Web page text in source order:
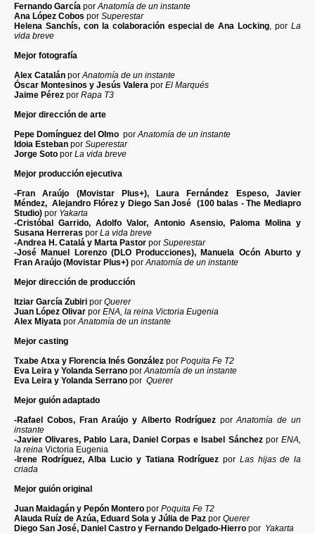
Fernando García por Anatomía de un instante
Ana López Cobos por Superestar
Helena Sanchís, con la colaboración especial de Ana Locking , porLa
vida breve
Mejor fotografía
Alex Catalán por Anatomía de un instante
Óscar Montesinos y Jesús Valera por El Marqués
Jaime Pérez por Rapa T3
Mejor dirección de arte
Pepe Domínguez del Olmo por Anatomía de un instante
Idoia Esteban por Superestar
Jorge Soto por La vida breve
Mejor producción ejecutiva
-Fran Araújo (Movistar Plus+), Laura Fernández Espeso, Javier
Méndez, Alejandro Flórez y Diego San José (100 balas - The Mediapro
Studio) por Yakarta
-Cristóbal Garrido, Adolfo Valor, Antonio Asensio, Paloma Molina y
Susana Herreras por La vida breve
-Andrea H. Catalá y Marta Pastor por Superestar
-José Manuel Lorenzo (DLO Producciones), Manuela Ocón Aburto y
Fran Araújo (Movistar Plus+) por Anatomía de un instante
Mejor dirección de producción
Itziar García Zubiri por Querer
Juan López Olivar por ENA, la reina Victoria Eugenia
Alex Miyata por Anatomía de un instante
Mejor casting
Txabe Atxa y Florencia Inés González por Poquita Fe T2
Eva Leira y Yolanda Serrano por Anatomía de un instante
Eva Leira y Yolanda Serrano por Querer
Mejor guión adaptado
-Rafael Cobos, Fran Araújo y Alberto RodríguezporAnatomía de un
instante
-Javier Olivares, Pablo Lara, Daniel Corpas e Isabel SánchezporENA,
la reina Victoria Eugenia
-Irene Rodríguez, Alba Lucio y Tatiana Rodríguezpor Las hijas de la
criada
Mejor guión original
Juan Maidagán y Pepón Montero por Poquita Fe T2
Alauda Ruíz de Azúa, Eduard Sola y Júlia de Paz por Querer
Diego San José, Daniel Castro y Fernando Delgado-Hierro por Yakarta